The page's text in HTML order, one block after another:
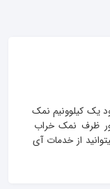
یک کیلوونیم نمک
ظرف نمک خراب
از خدمات آی